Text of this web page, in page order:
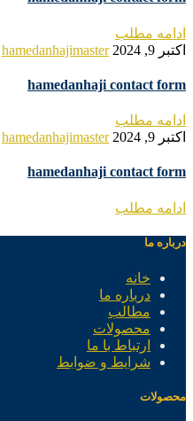
ادامه مطلب
اکتبر 9, 2024
hamedanhajimaster
hamedanhaji contact form
ادامه مطلب
اکتبر 9, 2024
hamedanhajimaster
hamedanhaji contact form
ادامه مطلب
درباره ما
خانه
درباره ما
مطالب
محصولات
ارتباط با ما
شرایط و ضوابط
محصولات